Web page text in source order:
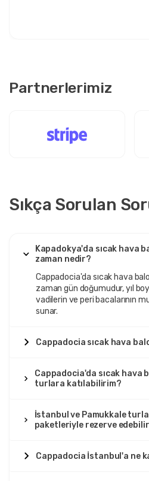
Partnerlerimiz
Sıkça Sorulan
Kapadokya'da sıcak hava
zaman nedir?
Cappadocia'da sıcak hava
zaman gün doğumudur, yıl
vadilerin ve peri bacalarının
sunar.
Cappadocia sıcak hava
Cappadocia'da sıcak hava
turlara katılabilirim?
İstanbul ve Pamukkale
paketleriyle rezerve
Cappadocia İstanbul'a ne